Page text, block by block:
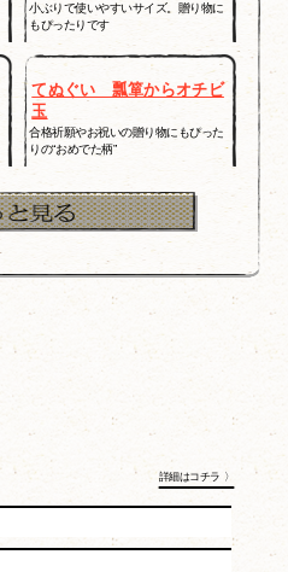
小ぶりで使いやすいサイズ。贈り物に
もぴったりです
てぬぐい 瓢箪からオチビ
玉
合格祈願やお祝いの贈り物にもぴった
りの“おめでた柄”
詳細はコチラ 〉